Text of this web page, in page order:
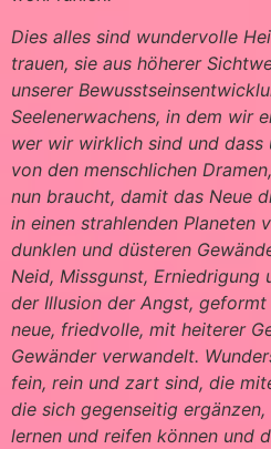
Dies alles sind wundervolle
trauen, sie aus höherer
unserer
Seelenerwachens, in dem wir
wer wir wirklich sind und dass
von den menschlichen
nun braucht, damit das Neue
in einen strahlenden Planeten
dunklen und düsteren
Neid, Missgunst, Erniedrigung
der Illusion der Angst,
neue, friedvolle, mit heiterer
Gewänder verwandelt.
fein, rein und zart sind, die
die sich gegenseitig
lernen und reifen können und